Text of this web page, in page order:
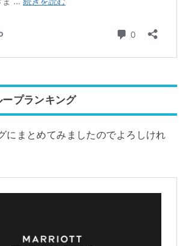
プランキング
にまとめてみましたのでよろしけれ